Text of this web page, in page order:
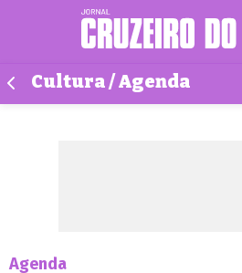
Cultura / Agenda
Agenda